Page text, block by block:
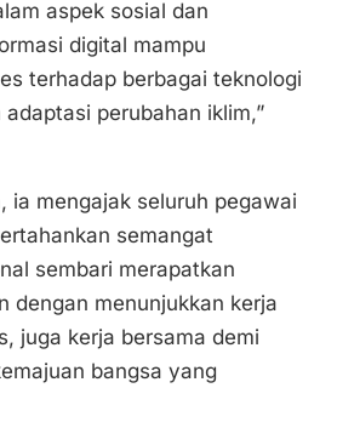
aspek sosial dan
digital mampu
terhadap berbagai teknologi
perubahan iklim,”
ia mengajak seluruh pegawai
semangat
sembari merapatkan
dengan menunjukkan kerja
juga kerja bersama demi
bangsa yang